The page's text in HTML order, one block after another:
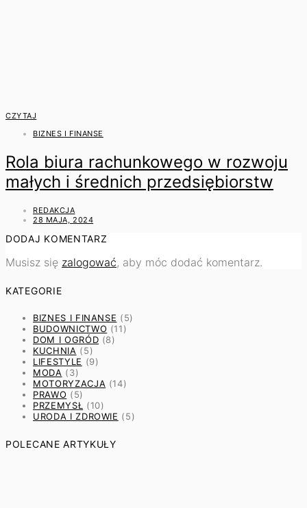
CZYTAJ
BIZNES I FINANSE
Rola biura rachunkowego w rozwoju
małych i średnich przedsiębiorstw
REDAKCJA
28 MAJA, 2024
DODAJ KOMENTARZ
Musisz się zalogować, aby móc dodać komentarz.
KATEGORIE
BIZNES I FINANSE (5)
BUDOWNICTWO (11)
DOM I OGRÓD (8)
KUCHNIA (5)
LIFESTYLE (9)
MODA (3)
MOTORYZACJA (14)
PRAWO (5)
PRZEMYSŁ (10)
URODA I ZDROWIE (5)
POLECANE ARTYKUŁY